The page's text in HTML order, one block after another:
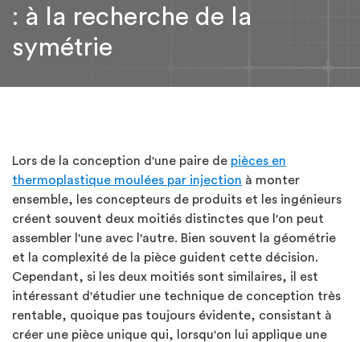
: à la recherche de la
symétrie
Lors de la conception d'une paire de pièces en
thermoplastique moulées par injection à monter
ensemble, les concepteurs de produits et les ingénieurs
créent souvent deux moitiés distinctes que l'on peut
assembler l'une avec l'autre. Bien souvent la géométrie
et la complexité de la pièce guident cette décision.
Cependant, si les deux moitiés sont similaires, il est
intéressant d'étudier une technique de conception très
rentable, quoique pas toujours évidente, consistant à
créer une pièce unique qui, lorsqu'on lui applique une